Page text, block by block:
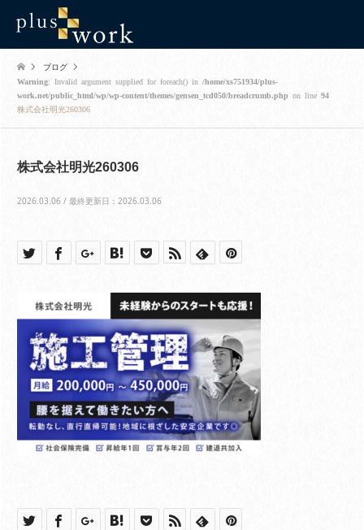
ブログ
Warning: Invalid argument supplied for foreach() in /home/xs751934/plus-
work.net/public_html/wp/wp-content/themes/gensen_tcd050/breadcrumb.php on line 94
株式会社明光260306
株式会社明光260306
2026.03.06 / 最終更新日：2026.03.06